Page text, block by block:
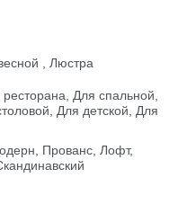
, Люстра
Для спальной,
Для детской, Для
Прованс, Лофт,